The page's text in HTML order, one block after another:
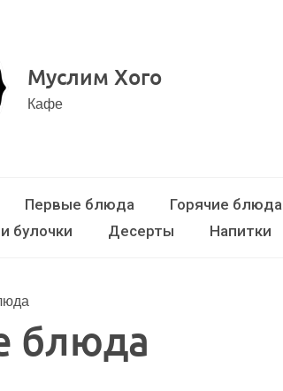
Муслим Хого
Кафе
Первые блюда Горячие блюда
булочки Десерты Напитки
блюда